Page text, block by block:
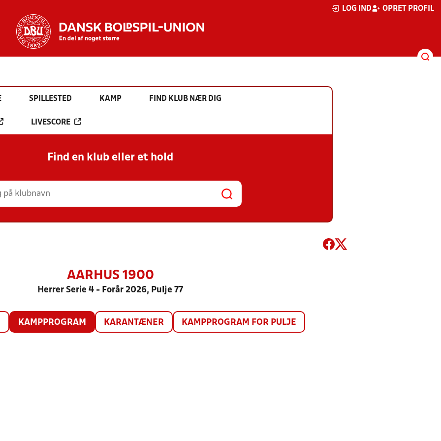
LOG IND OPRET PROFIL
SPILLESTED KAMP FIND KLUB NÆR DIG
LIVESCORE
Find en klub eller et hold
AARHUS 1900
Herrer Serie 4 - Forår 2026, Pulje 77
KAMPPROGRAM KARANTÆNER KAMPPROGRAM FOR PULJE